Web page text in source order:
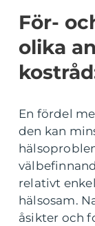
För-
olika
En fördel
den kan
relativt
hälsosam.
åsikter och